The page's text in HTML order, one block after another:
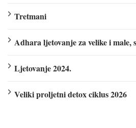
Tretmani
Adhara ljetovanje za velike i male,
Ljetovanje 2024.
Veliki proljetni detox ciklus 2026